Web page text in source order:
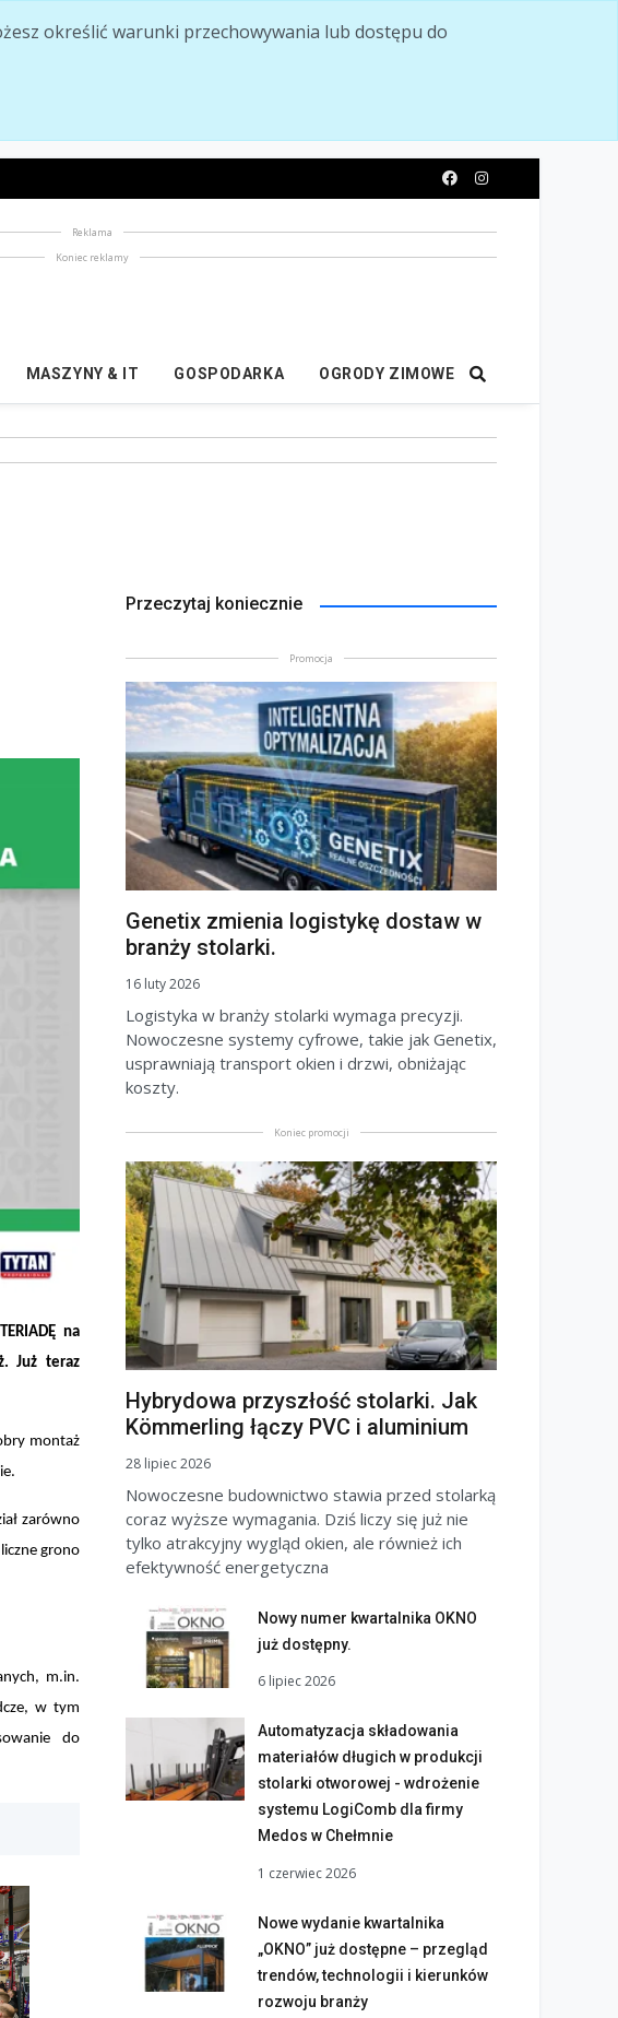
określić warunki przechowywania lub dostępu do
Reklama
Koniec reklamy
MASZYNY & IT GOSPODARKA OGRODY ZIMOWE
na
Już teraz
montaż
zarówno
grono
m.in.
w tym
do
Przeczytaj koniecznie
Promocja
Genetix zmienia logistykę dostaw w
branży stolarki.
16 luty 2026
Logistyka w branży stolarki wymaga precyzji.
Nowoczesne systemy cyfrowe, takie jak Genetix,
usprawniają transport okien i drzwi, obniżając
koszty.
Koniec promocji
Hybrydowa przyszłość stolarki. Jak
Kömmerling łączy PVC i aluminium
28 lipiec 2026
Nowoczesne budownictwo stawia przed stolarką
coraz wyższe wymagania. Dziś liczy się już nie
tylko atrakcyjny wygląd okien, ale również ich
efektywność energetyczna
Nowy numer kwartalnika OKNO
już dostępny.
6 lipiec 2026
Automatyzacja składowania
materiałów długich w produkcji
stolarki otworowej - wdrożenie
systemu LogiComb dla firmy
Medos w Chełmnie
1 czerwiec 2026
Nowe wydanie kwartalnika
„OKNO” już dostępne – przegląd
trendów, technologii i kierunków
rozwoju branży